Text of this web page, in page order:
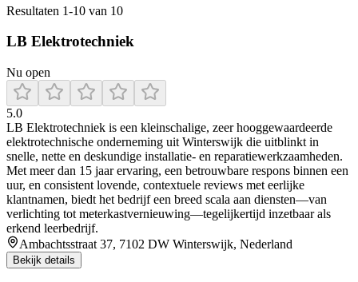
Resultaten 1-10 van 10
LB Elektrotechniek
Nu open
5.0
LB Elektrotechniek is een kleinschalige, zeer hooggewaardeerde
elektrotechnische onderneming uit Winterswijk die uitblinkt in
snelle, nette en deskundige installatie- en reparatiewerkzaamheden.
Met meer dan 15 jaar ervaring, een betrouwbare respons binnen een
uur, en consistent lovende, contextuele reviews met eerlijke
klantnamen, biedt het bedrijf een breed scala aan diensten—van
verlichting tot meterkastvernieuwing—tegelijkertijd inzetbaar als
erkend leerbedrijf.
Ambachtsstraat 37, 7102 DW Winterswijk, Nederland
Bekijk details